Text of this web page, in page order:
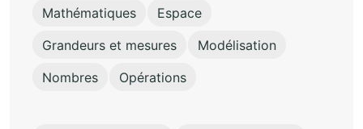
Mathématiques
Espace
Grandeurs et mesures
Modélisation
Nombres
Opérations